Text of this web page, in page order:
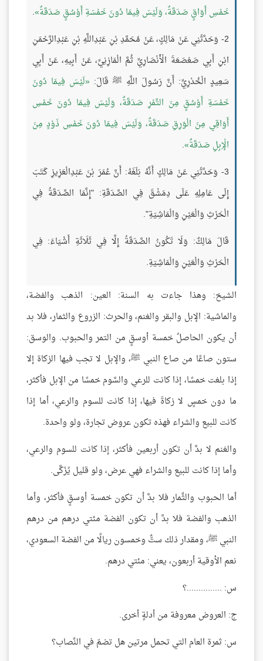
خَمْسِ أَوَاقٍ صَدَقَةٌ، وَلَيْسَ فِيمَا دُونَ خَمْسَةِ أَوْسُقٍ صَدَقَةٌ .
2- وَحَدَّثَنِي عَنْ مَالِكٍ، عَنْ مُحَمَّدِ بْنِ عَبْدِاللَّهِ بْنِ عَبْدِالرَّحْمَنِ
ابْنِ أَبِي صَعْصَعَةَ الْأَنْصَارِيِّ ثُمَّ الْمَازِنِيِّ، عَنْ أَبِيهِ، عَنْ أَبِي
سَعِيدٍ الْخُدْرِيِّ: أَنَّ رَسُولَ اللَّهِ ﷺ قَالَ: لَيْسَ فِيمَا دُونَ
خَمْسَةِ أَوْسُقٍ مِنَ التَّمْرِ صَدَقَةٌ، وَلَيْسَ فِيمَا دُونَ خَمْسِ
أَوَاقِي مِنَ الْوَرِقِ صَدَقَةٌ، وَلَيْسَ فِيمَا دُونَ خَمْسِ ذَوْدٍ مِنَ
الْإِبِلِ صَدَقَةٌ .
3- وَحَدَّثَنِي عَنْ مَالِكٍ أَنَّهُ بَلَغَهُ: أَنَّ عُمَرَ بْنَ عَبْدِالْعَزِيزِ كَتَبَ
إِلَى عَامِلِهِ عَلَى دِمَشْقَ فِي الصَّدَقَةِ: "إِنَّمَا الصَّدَقَةُ فِي
الْحَرْثِ وَالْعَيْنِ وَالْمَاشِيَةِ".
قَالَ مَالِكٌ: وَلَا تَكُونُ الصَّدَقَةُ إِلَّا فِي ثَلَاثَةِ أَشْيَاءَ: فِي
الْحَرْثِ وَالْعَيْنِ وَالْمَاشِيَةِ.
الشيخ: وهذا جاءت به السنة: العين: الذهب والفضة،
والماشية: الإبل والبقر والغنم، والحرث: الزروع والثمار، فلا بد
أن يكون الحاصلُ خمسة أوسقٍ من التمر والحبوب. والوسق:
ستون صاعًا من صاع النبي ﷺ، والإبل لا تجب فيها الزكاة إلا
إذا بلغت خمسًا، إذا كانت للرعي والسَّوم خمسًا من الإبل فأكثر،
ما دون خمسٍ لا زكاةَ فيها، إذا كانت للسوم والرعي، أما إذا
كانت للبيع والشراء فهذه تكون عروض تجارة، ولو واحدة.
والغنم لا بدَّ أن تكون أربعين فأكثر، إذا كانت للسوم والرعي،
وأما إذا كانت للبيع والشراء فهي عرض، ولو قليل يُزَكَّى.
أما الحبوب والثِّمار فلا بدَّ أن تكون خمسة أوسقٍ فأكثر، وأما
الذهب والفضة فلا بدَّ أن تكون الفضة مئتي درهم من درهم
النبي ﷺ، ومقدار ذلك ستٌّ وخمسون ريالًا من الفضة السعودي،
نعم الأوقية أربعون، يعني: مئتي درهم.
س: ...............؟
ج: العروض معروفة من أدلةٍ أخرى.
س: ثمرة العام التي تحمل مرتين هل تضمّ في النِّصاب؟